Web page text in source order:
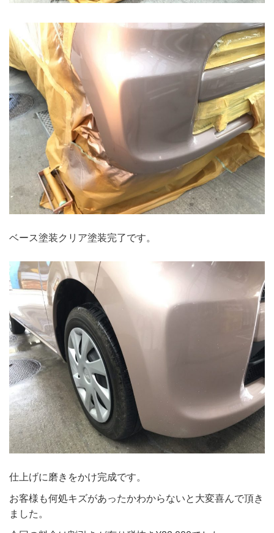
ベース塗装クリア塗装完了です。
仕上げに磨きをかけ完成です。
お客様も何処キズがあったかわからないと大変喜んで頂き
ました。